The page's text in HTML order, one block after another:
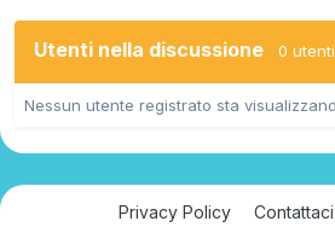
Utenti nella discussione 0 utenti
Nessun utente registrato sta
Privacy Policy Contattaci